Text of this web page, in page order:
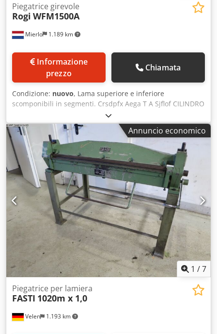
Mierlo 1.189 km
Piegatrice girevole
Rogi WFM1500A
prezzo
Chiamata
Condizione: nuovo, Lama superiore e inferiore
scomponibili in segmenti. Crsdpfx Aega T A Sjflof CILINDRO
PNEUMATICO!!! Capacità massima di piegatura sull’intera
lunghezza di lavoro: 1,5 mm. Lunghezza massima di
lavoro: 1500 mm. Larghezza massima di apertura: 43 mm.
Larghezza delle ganasce: 25 | 30 | 35 | 40 | 45 | 50 | 75 |
100 | 150 | 200 | 2x 250 | 275 mm. Angolo massimo di
piegatura: 0 - 135 gradi. Peso: 450 kg. Larghezza: 1820 mm.
Profondità: 850 mm. Altezza: 1175 mm.
Annuncio economico
1 /7
Velen 1.193 km
Piegatrice per lamiera
FASTI 1020m x 1,0